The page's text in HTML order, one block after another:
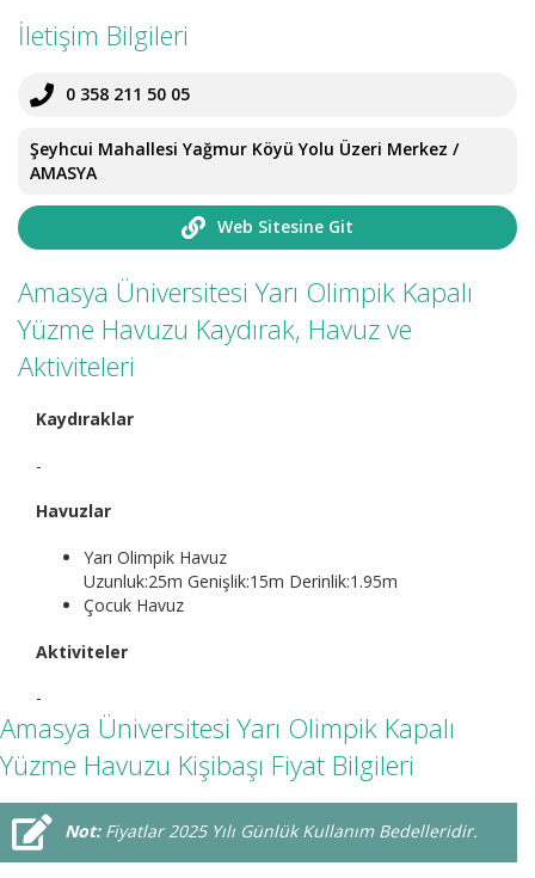
İletişim Bilgileri
0 358 211 50 05
Şeyhcui Mahallesi Yağmur Köyü Yolu Üzeri Merkez /
AMASYA
Web Sitesine Git
Amasya Üniversitesi Yarı Olimpik Kapalı
Yüzme Havuzu Kaydırak, Havuz ve
Aktiviteleri
Kaydıraklar
-
Havuzlar
Yarı Olimpik Havuz
Uzunluk:25m Genişlik:15m Derinlik:1.95m
Çocuk Havuz
Aktiviteler
-
Amasya Üniversitesi Yarı Olimpik Kapalı
Yüzme Havuzu Kişibaşı Fiyat Bilgileri
Not: Fiyatlar 2025 Yılı Günlük Kullanım Bedelleridir.